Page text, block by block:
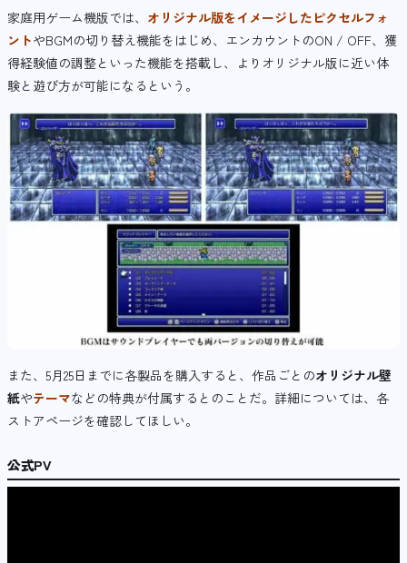
家庭用ゲーム機版では、 オリジナル版をイメージしたピクセルフォ
ントやBGMの切り替え機能をはじめ、エンカウントのON / OFF、獲
得経験値の調整といった機能を搭載し、よりオリジナル版に近い体
験と遊び方が可能になるという。
また、5月25日までに各製品を購入すると、作品ごとのオリジナル壁
紙やテーマなどの特典が付属するとのことだ。詳細については、各
ストアページを確認してほしい。
公式PV